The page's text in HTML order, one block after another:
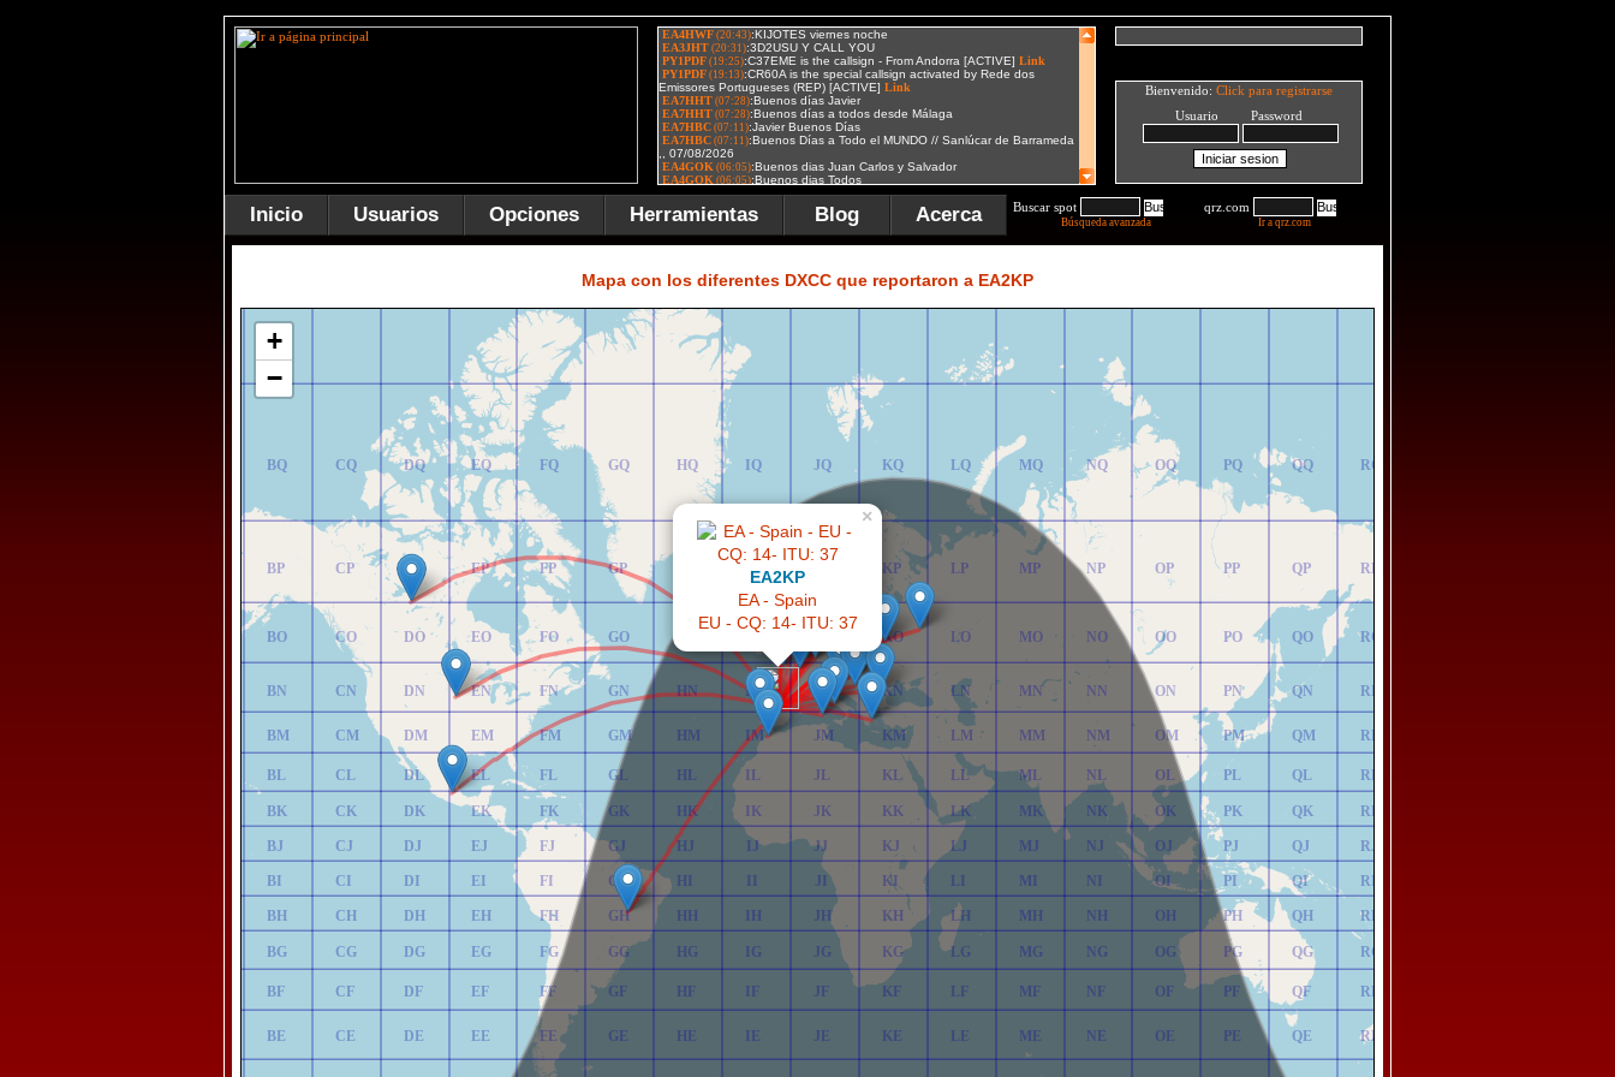
Bienvenido: Click para registrarse
Usuario Password
Inicio Usuarios Opciones Herramientas Blog Acerca Buscar spot
Búsqueda avanzada
qrz.com
Ir a qrz.com
Mapa con los diferentes DXCC que reportaron a EA2KP
BE
BF
BG
BH
BI
BJ
BK
BL
BM
BN
BO
BP
BQ
BR
CE
CF
CG
CH
CI
CJ
CK
CL
CM
CN
CO
CP
CQ
CR
DE
DF
DG
DH
DI
DJ
DK
DL
DM
DN
DO
DP
DQ
DR
EE
EF
EG
EH
EI
EJ
EK
EL
EM
EN
EO
EP
EQ
ER
FE
FF
FG
FH
FI
FJ
FK
FL
FM
FN
FO
FP
FQ
FR
GE
GF
GG
GH
GI
GJ
GK
GL
GM
GN
GO
GP
GQ
GR
HE
HF
HG
HJ
HK
HL
HM
HN
HQ
HR
IE
IF
IG
IJ
IK
IL
IM
IN
IO
IP
IQ
IR
JE
JF
JG
JH
JI
JJ
JK
JL
JM
JN
JQ
JR
KE
KF
KG
KH
KI
KJ
KK
KL
KM
KN
KO
KP
KQ
KR
LE
LF
LG
LH
LI
LJ
LK
LL
LM
LN
LO
LP
LQ
LR
ME
MF
MG
MH
MI
MJ
MK
ML
MM
MN
MO
MP
MQ
MR
NE
NF
NG
NH
NI
NJ
NK
NL
NM
NN
NO
NP
NQ
NR
OE
OF
OG
OH
OI
OJ
OK
OL
OM
ON
OO
OP
OQ
OR
PE
PF
PG
PH
PI
PJ
PK
PL
PM
PN
PO
PP
PQ
PR
QE
QF
QG
QH
QI
QJ
QK
QL
QM
QN
QO
QP
QQ
QR
RE
RF
RG
RH
RI
RJ
RK
RL
RM
RN
RO
RP
RQ
RR
EA2KP
EA - Spain
EU - CQ: 14- ITU: 37
×
+
−